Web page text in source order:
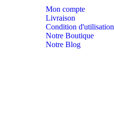
Mon compte
Livraison
Condition d'utilisation
Notre Boutique
Notre Blog